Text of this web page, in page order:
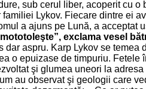
sub cerul liber, acoperit cu
Lykov. Fiecare dintre ei
a ajuns pe Lună, a
exclama vesel
aspru. Karp Lykov se
o epuizase de timpuriu.
şi glumea uneori la
au observat şi geologii care